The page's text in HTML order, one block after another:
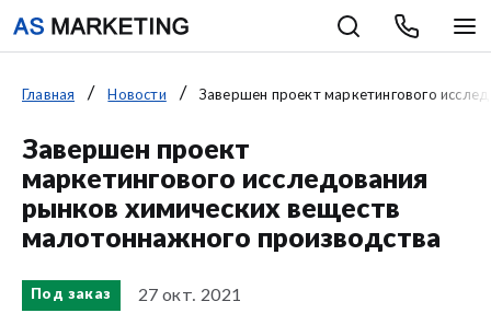
Главная Новости Завершен проект маркетингового
Завершен проект
маркетингового исследования
рынков химических веществ
малотоннажного производства
Под заказ 27 окт. 2021